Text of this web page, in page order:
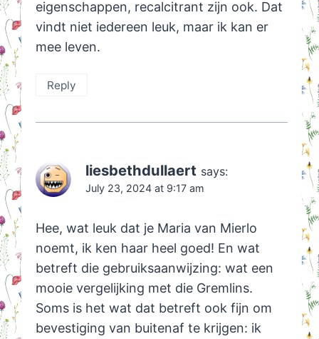
eigenschappen, recalcitrant zijn ook. Dat
vindt niet iedereen leuk, maar ik kan er
mee leven.
Reply
liesbethdullaert says:
July 23, 2024 at 9:17 am
Hee, wat leuk dat je Maria van Mierlo
noemt, ik ken haar heel goed! En wat
betreft die gebruiksaanwijzing: wat een
mooie vergelijking met die Gremlins.
Soms is het wat dat betreft ook fijn om
bevestiging van buitenaf te krijgen: ik